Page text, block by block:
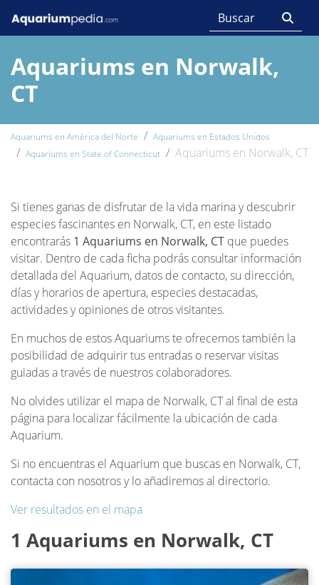
Aquariums en Norwalk,
CT
Aquariums en América del Norte
Aquariums en Estados Unidos
Aquariums en State of Connecticut
Aquariums en Norwalk, CT
Si tienes ganas de disfrutar de la vida marina y descubrir
especies fascinantes en Norwalk, CT, en este listado
encontrarás 1 Aquariums en Norwalk, CT que puedes
visitar. Dentro de cada ficha podrás consultar información
detallada del Aquarium, datos de contacto, su dirección,
días y horarios de apertura, especies destacadas,
actividades y opiniones de otros visitantes.
En muchos de estos Aquariums te ofrecemos también la
posibilidad de adquirir tus entradas o reservar visitas
guiadas a través de nuestros colaboradores.
No olvides utilizar el mapa de Norwalk, CT al final de esta
página para localizar fácilmente la ubicación de cada
Aquarium.
Si no encuentras el Aquarium que buscas en Norwalk, CT,
contacta con nosotros y lo añadiremos al directorio.
Ver resultados en el mapa
1 Aquariums en Norwalk, CT